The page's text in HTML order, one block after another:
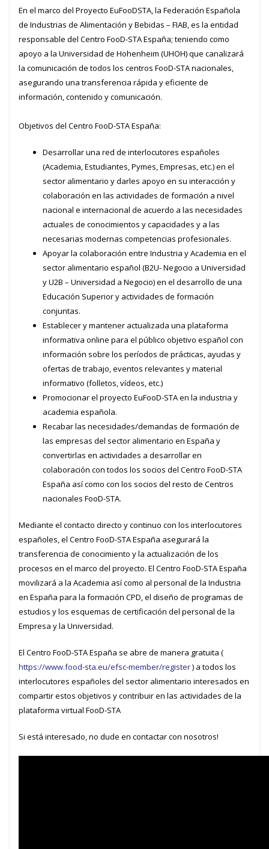
En el marco del Proyecto EuFooDSTA, la Federación Española
de Industrias de Alimentación y Bebidas – FIAB, es la entidad
responsable del Centro FooD-STA España; teniendo como
apoyo a la Universidad de Hohenheim (UHOH) que canalizará
la comunicación de todos los centros FooD-STA nacionales,
asegurando una transferencia rápida y eficiente de
información, contenido y comunicación.
Objetivos del Centro FooD-STA España:
Desarrollar una red de interlocutores españoles
(Academia, Estudiantes, Pymes, Empresas, etc.) en el
sector alimentario y darles apoyo en su interacción y
colaboración en las actividades de formación a nivel
nacional e internacional de acuerdo a las necesidades
actuales de conocimientos y capacidades y a las
necesarias modernas competencias profesionales.
Apoyar la colaboración entre Industria y Academia en el
sector alimentario español (B2U- Negocio a Universidad
y U2B – Universidad a Negocio) en el desarrollo de una
Educación Superior y actividades de formación
conjuntas.
Establecer y mantener actualizada una plataforma
informativa online para el público objetivo español con
información sobre los períodos de prácticas, ayudas y
ofertas de trabajo, eventos relevantes y material
informativo (folletos, vídeos, etc.)
Promocionar el proyecto EuFooD-STA en la industria y
academia española.
Recabar las necesidades/demandas de formación de
las empresas del sector alimentario en España y
convertirlas en actividades a desarrollar en
colaboración con todos los socios del Centro FooD-STA
España así como con los socios del resto de Centros
nacionales FooD-STA.
Mediante el contacto directo y continuo con los interlocutores
españoles, el Centro FooD-STA España asegurará la
transferencia de conocimiento y la actualización de los
procesos en el marco del proyecto. El Centro FooD-STA España
movilizará a la Academia así como al personal de la Industria
en España para la formación CPD, el diseño de programas de
estudios y los esquemas de certificación del personal de la
Empresa y la Universidad.
El Centro FooD-STA España se abre de manera gratuita (
https://www.food-sta.eu/efsc-member/register) a todos los
interlocutores españoles del sector alimentario interesados en
compartir estos objetivos y contribuir en las actividades de la
plataforma virtual FooD-STA
Si está interesado, no dude en contactar con nosotros!